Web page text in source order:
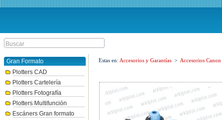
Gran Formato
Plotters CAD
Plotters Cartelería
Plotters Fotografía
Plotters Multifunción
Escáners Gran formato
Estas en: Accesorios y Garantías > Accesorios Canon